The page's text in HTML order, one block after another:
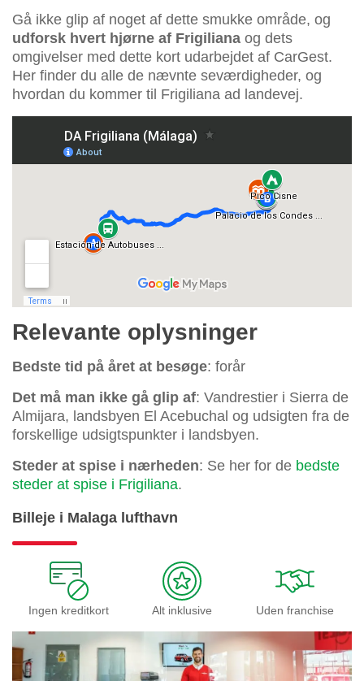
Gå ikke glip af noget af dette smukke område, og
udforsk hvert hjørne af Frigiliana og dets
omgivelser med dette kort udarbejdet af CarGest.
Her finder du alle de nævnte seværdigheder, og
hvordan du kommer til Frigiliana ad landevej.
Relevante oplysninger
Bedste tid på året at besøge: forår
Det må man ikke gå glip af: Vandrestier i Sierra de
Almijara, landsbyen El Acebuchal og udsigten fra de
forskellige udsigtspunkter i landsbyen.
Steder at spise i nærheden: Se her for de bedste
steder at spise i Frigiliana.
Billeje i Malaga lufthavn
Ingen kreditkort Alt inklusive Uden franchise